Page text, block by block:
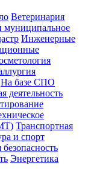
Ветеринария
муниципальное
Инженерные
На базе СПО
деятельность
Транспортная
и спорт
Энергетика